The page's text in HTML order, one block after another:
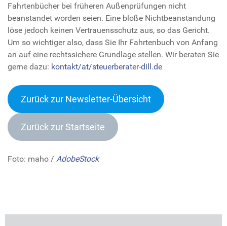
Fahrtenbücher bei früheren Außenprüfungen nicht
beanstandet worden seien. Eine bloße Nichtbeanstandung
löse jedoch keinen Vertrauensschutz aus, so das Gericht.
Um so wichtiger also, dass Sie Ihr Fahrtenbuch von Anfang
an auf eine rechtssichere Grundlage stellen. Wir beraten Sie
gerne dazu: kontakt/at/steuerberater-dill.de
Zurück zur Newsletter-Übersicht
Zurück zur Startseite
Foto: maho / AdobeStock